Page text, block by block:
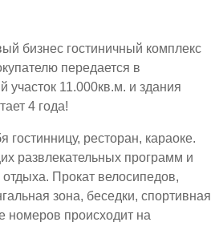
бизнес гостиничный комплекс
передается в
участок 11.000кв.м. и здания
4 года!
гостинницу, ресторан, караоке.
развлекательных программ и
Прокат велосипедов,
зона, беседки, спортивная
номеров происходит на